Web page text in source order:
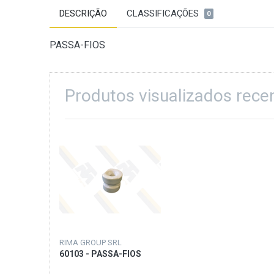
DESCRIÇÃO CLASSIFICAÇÕES 0
PASSA-FIOS
Produtos visualizados
RIMA GROUP SRL
60103 - PASSA-FIOS